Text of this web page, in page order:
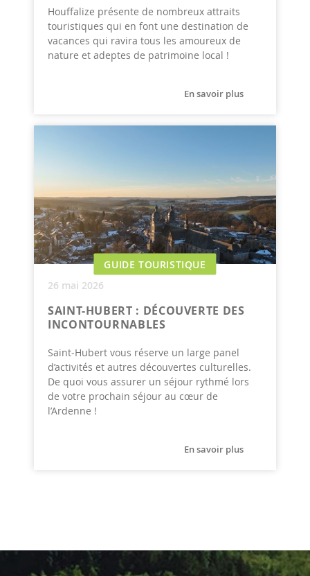
Houffalize présente de nombreux attraits
touristiques qui en font une destination de
vacances qui ravira tous les amoureux de
nature et adeptes de patrimoine local !
En savoir plus
GUIDE TOURISTIQUE
26 mai 2026
SAINT-HUBERT : DÉCOUVERTE DES
INCONTOURNABLES
Saint-Hubert vous réserve un large panel
d’activités et autres découvertes culturelles.
De quoi vous assurer un séjour rythmé lors
de votre prochain séjour au cœur de
l’Ardenne !
En savoir plus